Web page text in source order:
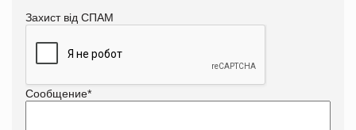
Захист від СПАМ
Сообщение*